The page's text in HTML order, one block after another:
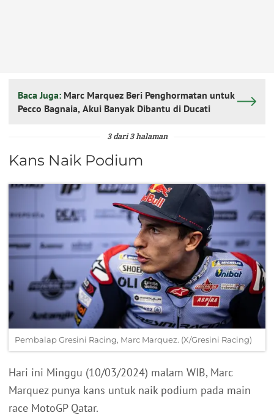
Baca Juga: Marc Marquez Beri Penghormatan untuk
Pecco Bagnaia, Akui Banyak Dibantu di Ducati
3 dari 3 halaman
Kans Naik Podium
Pembalap Gresini Racing, Marc Marquez. (X/Gresini Racing)
Hari ini Minggu (10/03/2024) malam WIB, Marc
Marquez punya kans untuk naik podium pada main
race MotoGP Qatar.